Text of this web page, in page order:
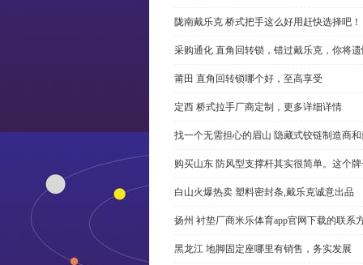
陇南戴乐克 桥式把手这么好用赶快选择吧！
采购通化 直角回转锁，错过戴乐克，你将
莆田 直角回转锁哪个好，至高享受
定西 桥式拉手厂商定制，更多详细详情
找一个无需担心的眉山 隐藏式铰链制造商
购买山东 防风型支撑杆其实很简单。这个
白山火爆热卖 塑料密封条,戴乐克诚意出品
扬州 衬垫厂商米乐体育app官网下载的联系
黑龙江 地脚固定座哪里有销售，务实发展